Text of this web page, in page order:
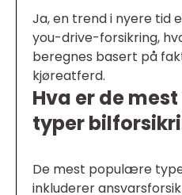
Ja, en trend i nyere tid
you-drive-forsikring,
beregnes basert på
kjøreatferd.
Hva er de
typer
De mest populære
inkluderer